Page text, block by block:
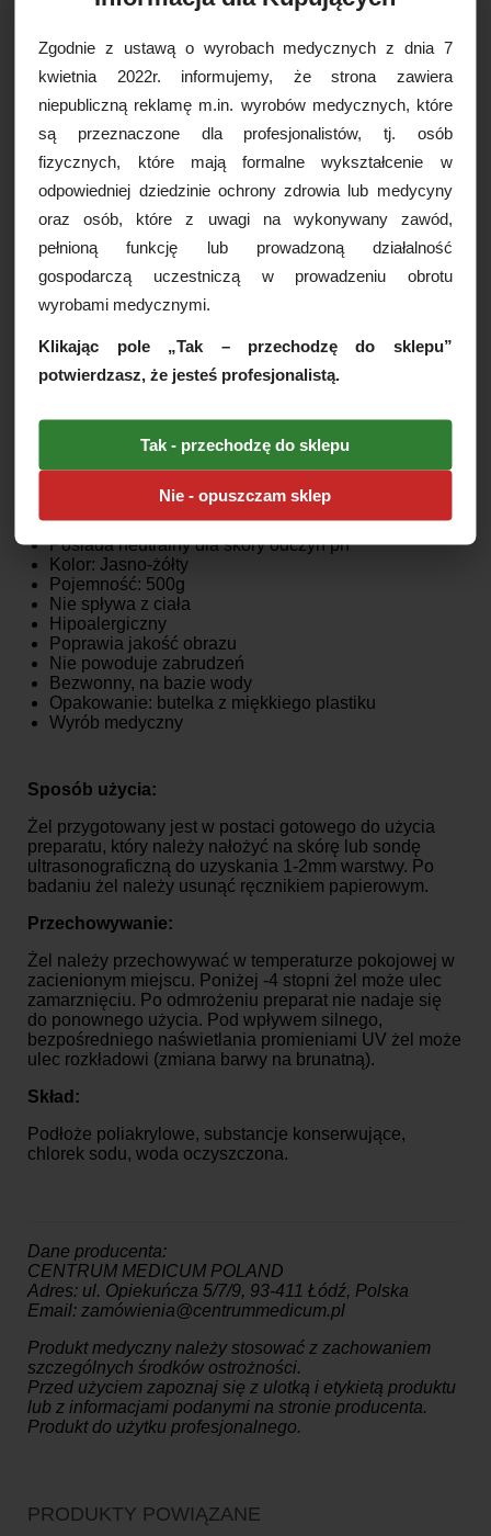
badaniach EKG, jak również może być wykorzystywany
w badaniach długoterminowych metodą Holtera, w
elektroterapii, kardiowersji, defibrylacji, elektromiografii,
elektrostymulacji oraz innych wymagających
przewodnika w postaci żelu. Sprawdzi się także w
zastosowaniu w zabiegach kosmetycznych.
Produkt jest bezpiecznym żelem przewodzącym o
neutralnym pH oraz jest hipoalergiczny, chroni przed
uszkodzeniami termicznymi. Nie zaobserwowano
elektrod i ludzki organizm. Konsystencja żelu pozwala
na dokładne rozprowadzenie na badanej powierzchni
bez ześlizgiwania się.
pozwalającym na uzyskanie bardzo precyzyjnego
wyniku i prawidłowego zapisu. Produkt umieszczony w
Cechy produktu:
Żel do EKG
Posiada neutralny dla skóry odczyn ph
Kolor: Jasno-żółty
Pojemność: 500g
Nie spływa z ciała
Hipoalergiczny
Poprawia jakość obrazu
Nie powoduje zabrudzeń
Bezwonny, na bazie wody
Opakowanie: butelka z miękkiego plastiku
Wyrób medyczny
Sposób użycia:
Żel przygotowany jest w postaci gotowego do użycia
preparatu, który należy nałożyć na skórę lub sondę
ultrasonograficzną do uzyskania 1-2mm warstwy. Po
badaniu żel należy usunąć ręcznikiem papierowym.
Przechowywanie:
Żel należy przechowywać w temperaturze pokojowej w
zacienionym miejscu. Poniżej -4 stopni żel może ulec
zamarznięciu. Po odmrożeniu preparat nie nadaje się
do ponownego użycia. Pod wpływem silnego,
bezpośredniego naświetlania promieniami UV żel może
ulec rozkładowi (zmiana barwy na brunatną).
Skład:
Podłoże poliakrylowe, substancje konserwujące,
chlorek sodu, woda oczyszczona.
Dane producenta:
CENTRUM MEDICUM POLAND
Adres: ul. Opiekuńcza 5/7/9, 93-411 Łódź, Polska
Email: zamówienia@centrummedicum.pl
Produkt medyczny należy stosować z zachowaniem
szczególnych środków ostrożności.
Przed użyciem zapoznaj się z ulotką i etykietą produktu
lub z informacjami podanymi na stronie producenta.
Produkt do użytku profesjonalnego.
PRODUKTY POWIĄZANE
Zgodnie z ustawą o wyrobach medycznych z dnia 7
kwietnia 2022r. informujemy, że strona zawiera
niepubliczną reklamę m.in. wyrobów medycznych, które
są przeznaczone dla profesjonalistów, tj. osób
fizycznych, które mają formalne wykształcenie w
odpowiedniej dziedzinie ochrony zdrowia lub medycyny
oraz osób, które z uwagi na wykonywany zawód,
pełnioną funkcję lub prowadzoną działalność
gospodarczą uczestniczą w prowadzeniu obrotu
wyrobami medycznymi.
Klikając pole „Tak – przechodzę do sklepu”
potwierdzasz, że jesteś profesjonalistą.
Tak - przechodzę do sklepu
Nie - opuszczam sklep